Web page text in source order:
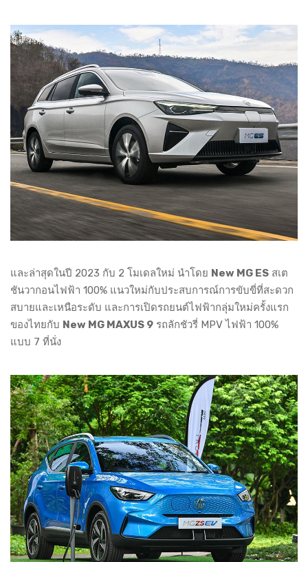
และล่าสุดในปี 2023 กับ 2 โมเดลใหม่ นำโดย New MG ES สเต
ชันวากอนไฟฟ้า 100% แนวใหม่กับประสบการณ์การขับขี่ที่สะดวก
สบายและเหนือระดับ และการเปิดรถยนต์ไฟฟ้ากลุ่มใหม่ครั้งแรก
ของไทยกับ New MG MAXUS 9 รถลักชัวรี่ MPV ไฟฟ้า 100%
แบบ 7 ที่นั่ง